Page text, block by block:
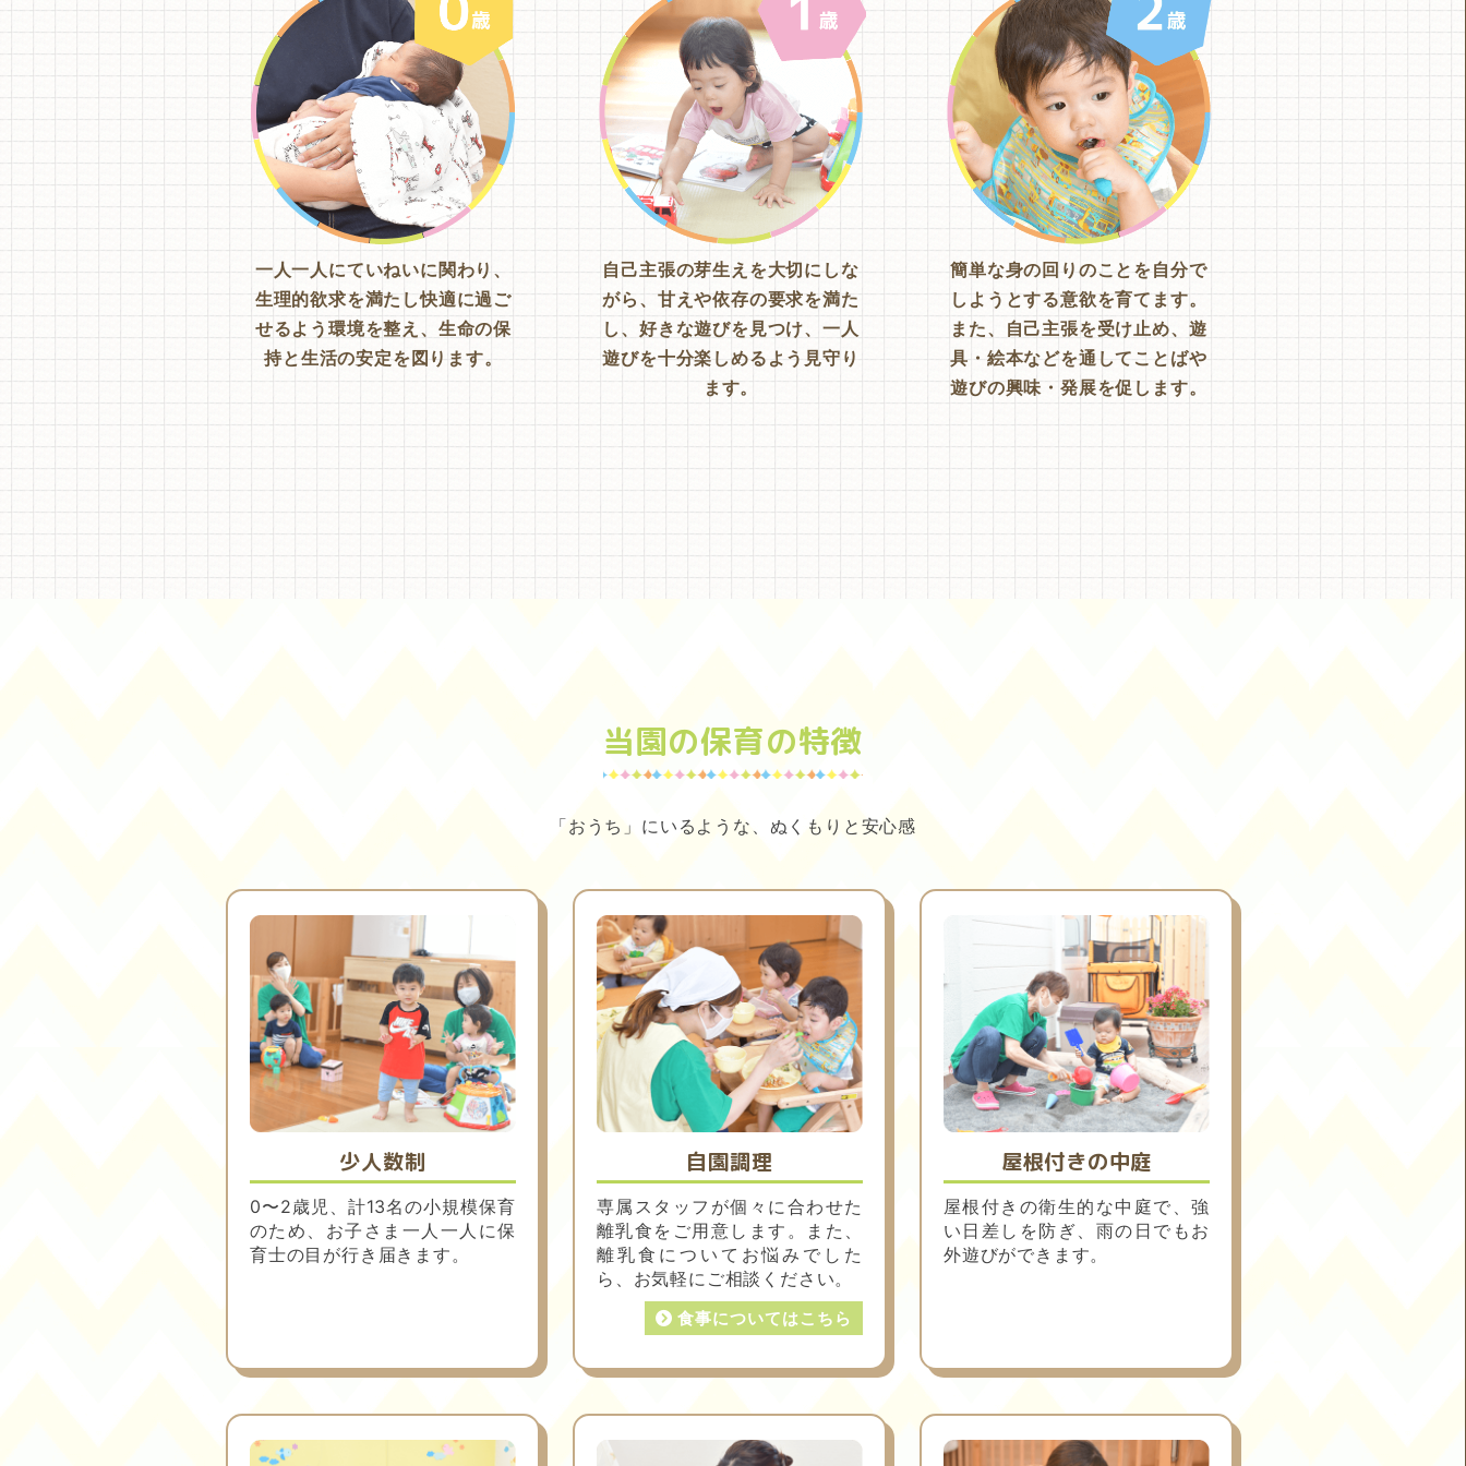
一人一人にていねいに関わり、
生理的欲求を満たし快適に過ご
せるよう環境を整え、生命の保
持と生活の安定を図ります。
自己主張の芽生えを大切にしな
がら、甘えや依存の要求を満た
し、好きな遊びを見つけ、一人
遊びを十分楽しめるよう見守り
ます。
簡単な身の回りのことを自分で
しようとする意欲を育てます。
また、自己主張を受け止め、遊
具・絵本などを通してことばや
遊びの興味・発展を促します。
当園の保育の特徴
「おうち」にいるような、 ぬくもりと安心感
少人数制
0〜2歳児、計13名の小規模保育
のため、お子さま一人一人に保
育士の目が行き届きます。
自園調理
専属スタッフが個々に合わせた
離乳食をご用意します。また、
離乳食についてお悩みでした
ら、お気軽にご相談ください。
食事についてはこちら
屋根付きの中庭
屋根付きの衛生的な中庭で、強
い日差しを防ぎ、雨の日でもお
外遊びができます。